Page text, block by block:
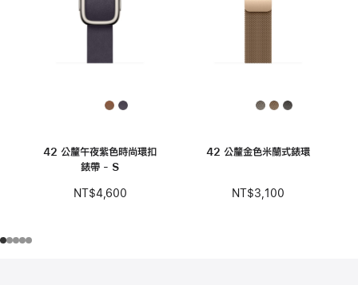
42 公釐午夜紫色時尚環扣
錶帶 - S
NT$4,600
42 公釐金色米蘭式錶環
NT$3,100